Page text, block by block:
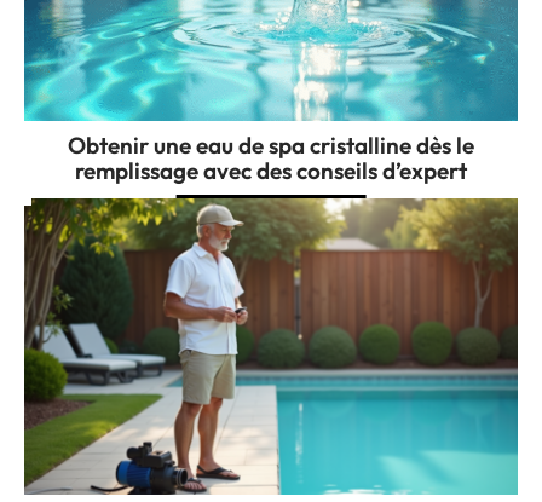
Obtenir une eau de spa cristalline dès le
remplissage avec des conseils d’expert